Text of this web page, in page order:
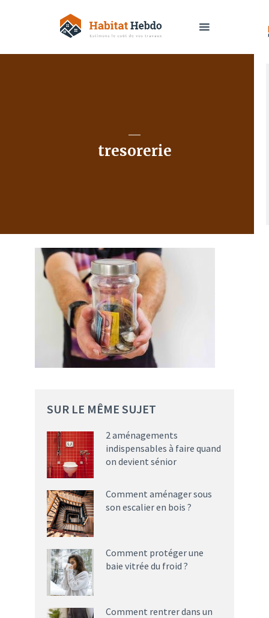
tresorerie
SUR LE MÊME SUJET
2 aménagements
indispensables à faire quand
on devient sénior
Comment aménager sous
son escalier en bois ?
Comment protéger une
baie vitrée du froid ?
Comment rentrer dans un